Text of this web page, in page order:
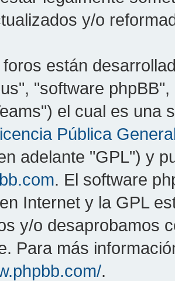
y/o
están
"software
el cual es una
Pública
adelante "GPL") y
. El software
Internet y la GPL
y/o desaprobamos
Para más
.